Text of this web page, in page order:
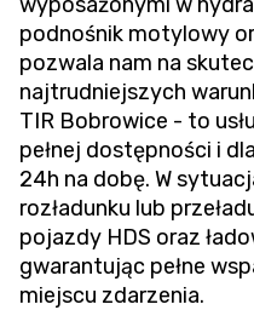
podnośnik motylowy
pozwala nam na
najtrudniejszych
TIR Bobrowice - to
pełnej dostępności i
24h na dobę. W
rozładunku lub
pojazdy HDS oraz
gwarantując pełne
miejscu zdarzenia.